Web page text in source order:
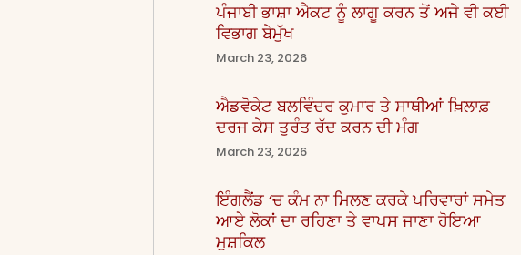
ਪੰਜਾਬੀ ਭਾਸ਼ਾ ਐਕਟ ਨੂੰ ਲਾਗੂ ਕਰਨ ਤੋਂ ਅਜੇ ਵੀ ਕਈ
ਵਿਭਾਗ ਬੇਮੁੱਖ
March 23, 2026
ਐਡਵੋਕੇਟ ਬਲਵਿੰਦਰ ਕੁਮਾਰ ਤੇ ਸਾਥੀਆਂ ਖ਼ਿਲਾਫ਼
ਦਰਜ ਕੇਸ ਤੁਰੰਤ ਰੱਦ ਕਰਨ ਦੀ ਮੰਗ
March 23, 2026
ਇੰਗਲੈਂਡ ‘ਚ ਕੰਮ ਨਾ ਮਿਲਣ ਕਰਕੇ ਪਰਿਵਾਰਾਂ ਸਮੇਤ
ਆਏ ਲੋਕਾਂ ਦਾ ਰਹਿਣਾ ਤੇ ਵਾਪਸ ਜਾਣਾ ਹੋਇਆ
ਮੁਸ਼ਕਿਲ